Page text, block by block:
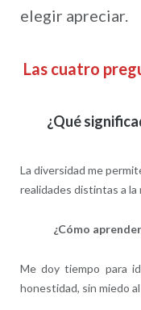
elegir apreciar.
Las cuatro
¿Qué
La diversidad me
realidades distintas a la
¿Cómo
Me doy tiempo para
honestidad, sin miedo